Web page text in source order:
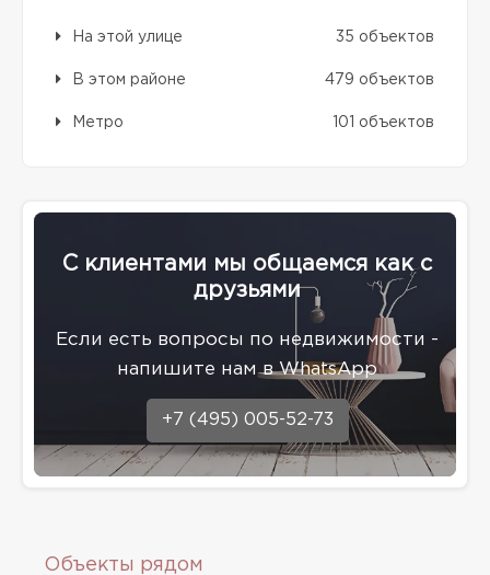
На этой улице 35 объектов
В этом районе 479 объектов
Метро 101 объектов
С клиентами мы общаемся как с
друзьями
Eсли есть вопросы по недвижимости -
напишите нам в WhatsApp
+7 (495) 005-52-73
Объекты рядом